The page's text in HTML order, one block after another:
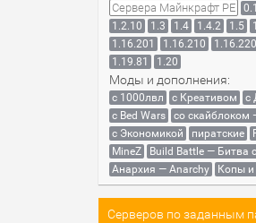
Сервера Майнкрафт PE
1.2.10
1.3 1.4 1.4.2 1.5
1.16.201
1.16.210 1.16.220
1.19.81
1.20
Моды и дополнения:
с 1000лвл c Креативом с
с Bed Wars
со скайблоком
с Экономикой
пиратские
MineZ
Build Battle — Битва
Анархия — Anarchy
Копы и
Серверов по заданным